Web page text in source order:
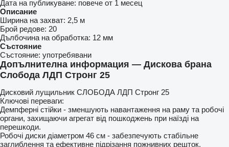
Дата на публикуване: повече от 1 месец
Описание
Ширина на захват: 2,5 м
Брой редове: 20
Дълбочина на обработка: 12 мм
Състояние
Състояние: употребявани
Допълнителна информация — Дискова брана
Слобода ЛДП Стронг 25
Дисковий лущильник СЛОБОДА ЛДП Стронг 25
Ключові переваги:
Демпферні стійки - зменшують навантаження на раму та робочі
органи, захищаючи агрегат від пошкоджень при наїзді на
перешкоди.
Робочі диски діаметром 46 см - забезпечують стабільне
заглиблення та ефективне підрізання пожнивних решток.